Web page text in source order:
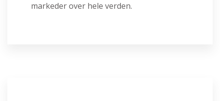
markeder over hele verden.